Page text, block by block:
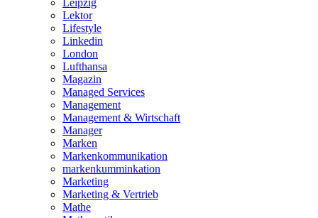
Lektor
Lifestyle
Linkedin
London
Lufthansa
Magazin
Managed Services
Management
Management & Wirtschaft
Manager
Marken
Markenkommunikation
markenkumminkation
Marketing
Marketing & Vertrieb
Mathe